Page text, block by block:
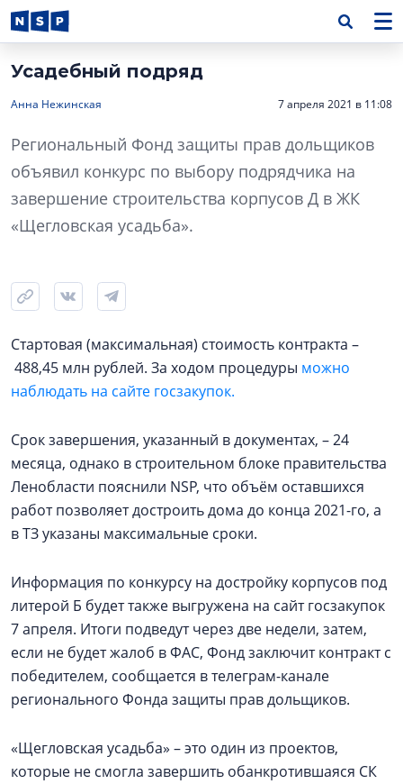
Усадебный подряд
Анна Нежинская 7 апреля 2021 в 11:08
Региональный Фонд защиты прав дольщиков
объявил конкурс по выбору подрядчика на
завершение строительства корпусов Д в ЖК
«Щегловская усадьба».
Стартовая (максимальная) стоимость контракта –
488,45 млн рублей. За ходом процедуры можно
наблюдать на сайте госзакупок.
Срок завершения, указанный в документах, – 24
месяца, однако в строительном блоке правительства
Ленобласти пояснили NSP, что объём оставшихся
работ позволяет достроить дома до конца 2021-го, а
в ТЗ указаны максимальные сроки.
Информация по конкурсу на достройку корпусов под
литерой Б будет также выгружена на сайт госзакупок
7 апреля. Итоги подведут через две недели, затем,
если не будет жалоб в ФАС, Фонд заключит контракт с
победителем, сообщается в телеграм-канале
регионального Фонда защиты прав дольщиков.
«Щегловская усадьба» – это один из проектов,
которые не смогла завершить обанкротившаяся СК